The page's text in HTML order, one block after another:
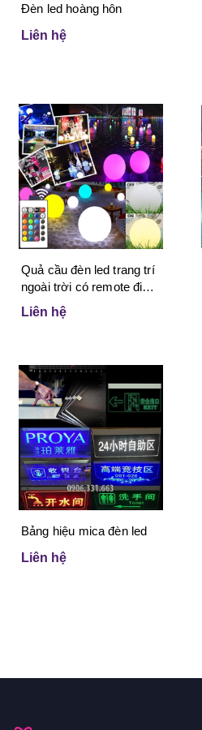
Đèn led hoàng hôn
Liên hệ
Quả cầu đèn led trang trí
ngoài trời có remote điều
khiển từ xa (40cm)
Liên hệ
Bảng hiệu mica đèn led
Liên hệ